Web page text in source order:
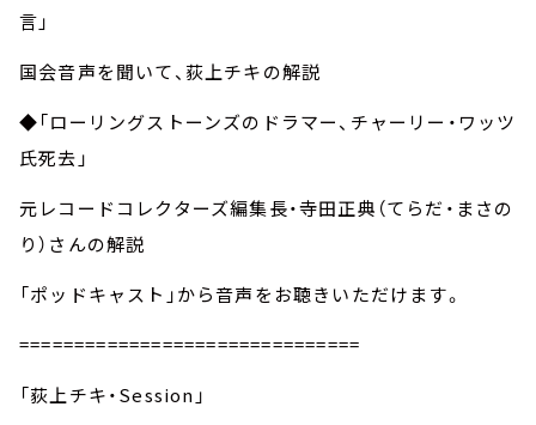
言」
国会音声を聞いて、荻上チキの解説
◆「ローリングストーンズのドラマー、チャーリー・ワッツ
氏死去」
元レコードコレクターズ編集長・寺田正典（てらだ・まさの
り）さんの解説
「ポッドキャスト」から音声をお聴きいただけます。
===============================
「荻上チキ・Session」